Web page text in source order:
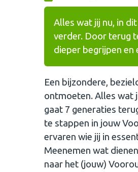
Alles wat jij nu, in
verder. Door terug
dieper begrijpen en
Een bijzondere,
ontmoeten. Alles wat
gaat 7 generaties
te stappen in jouw
ervaren wie jij in
Meenemen wat
naar het (jouw)